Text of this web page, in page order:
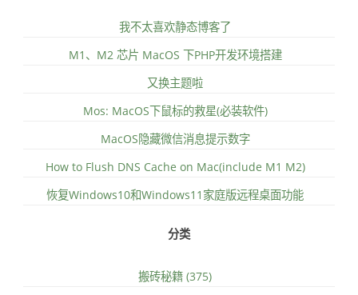
我不太喜欢静态博客了
M1、M2 芯片 MacOS 下PHP开发环境搭建
又换主题啦
Mos: MacOS下鼠标的救星(必装软件)
MacOS隐藏微信消息提示数字
How to Flush DNS Cache on Mac(include M1 M2)
恢复Windows10和Windows11家庭版远程桌面功能
分类
搬砖秘籍 (375)